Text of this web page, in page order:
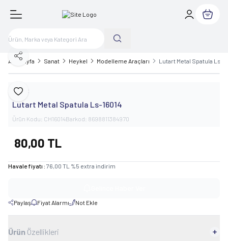
Sepetim
Ana Sayfa Sanat Heykel Modelleme Araçları Lutart Metal Spatula Ls-
Favoriye Ekle
Paylaş
Lutart
Lutart Metal Spatula Ls-16014
Ürün Kodu: CH16014Barkod: 8698811384970
80,00 TL
Havale fiyatı : 76,00 TL %5 extra indirim
Paylaş Fiyat Alarmı Not Ekle
Ürün Özellikleri